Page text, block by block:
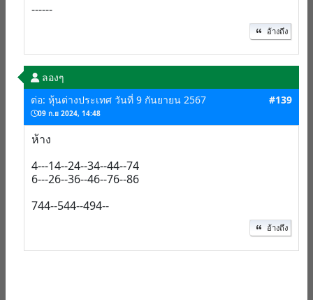
------
อ้างถึง
ลองๆ
ต่อ: หุ้นต่างประเทศ วันที่ 9 กันยายน 2567
09 ก.ย 2024, 14:48
#139
ห้าง
4---14--24--34--44--74
6---26--36--46--76--86
744--544--494--
อ้างถึง